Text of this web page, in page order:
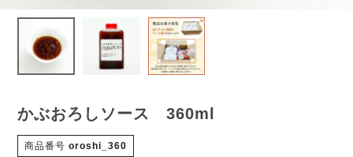
かぶおろしソース 360ml
商品番号 oroshi_360